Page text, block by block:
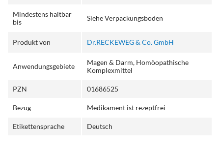
Mindestens haltbar
bis
Siehe Verpackungsboden
Produkt von Dr.RECKEWEG & Co. GmbH
Anwendungsgebiete
Magen & Darm, Homöopathische
Komplexmittel
PZN 01686525
Bezug Medikament ist rezeptfrei
Etikettensprache Deutsch